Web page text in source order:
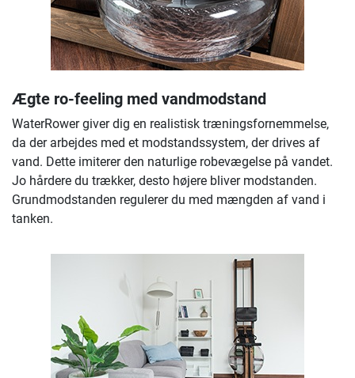
Ægte ro-feeling med vandmodstand
WaterRower giver dig en realistisk træningsfornemmelse,
da der arbejdes med et modstandssystem, der drives af
vand. Dette imiterer den naturlige robevægelse på vandet.
Jo hårdere du trækker, desto højere bliver modstanden.
Grundmodstanden regulerer du med mængden af vand i
tanken.